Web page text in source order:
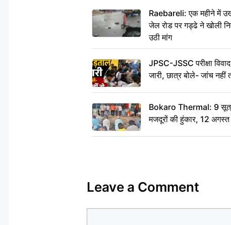
Raebareli: एक महीने में
जेल रोड पर गड्ढे ने खोली
उठी मांग
JPSC-JSSC परीक्षा
जारी, छात्र बोले- जांच
Bokaro Thermal: 9
मजदूरों की हुंकार, 12 अगस्त
Leave a Comment